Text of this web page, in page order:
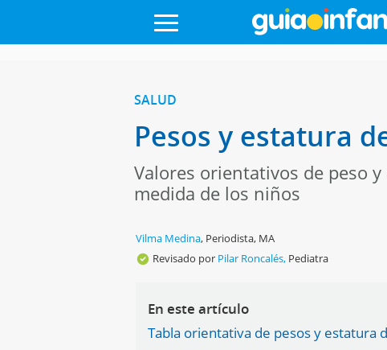
SALUD
Pesos y estatura
Valores orientativos de peso
medida de los niños
Vilma Medina, Periodista, MA
Revisado por Pilar Roncalés, Pediatra
En este artículo
Tabla orientativa de pesos y estatura